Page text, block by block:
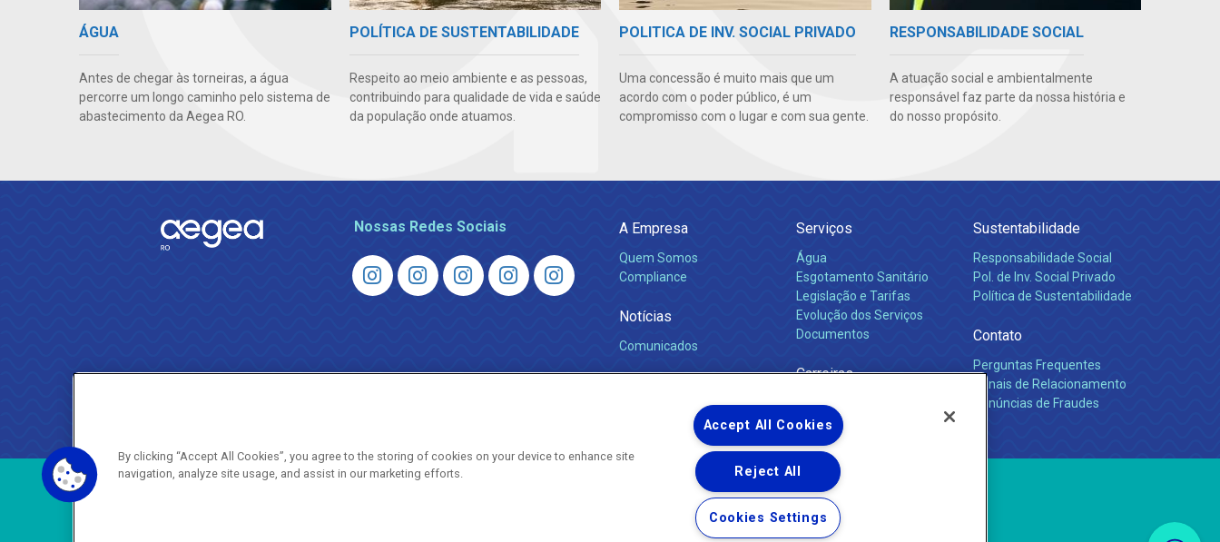
ÁGUA
Antes de chegar às torneiras, a água
percorre um longo caminho pelo sistema de
abastecimento da Aegea RO.
POLÍTICA DE SUSTENTABILIDADE
Respeito ao meio ambiente e as pessoas,
contribuindo para qualidade de vida e saúde
da população onde atuamos.
POLITICA DE INV. SOCIAL PRIVADO
Uma concessão é muito mais que um
acordo com o poder público, é um
compromisso com o lugar e com sua gente.
RESPONSABILIDADE SOCIAL
A atuação social e ambientalmente
responsável faz parte da nossa história e
do nosso propósito.
Nossas Redes Sociais A Empresa
Quem Somos
Compliance
Notícias
Comunicados
Serviços
Água
Esgotamento Sanitário
Legislação e Tarifas
Evolução dos Serviços
Documentos
Carreiras
Sustentabilidade
Responsabilidade Social
Pol. de Inv. Social Privado
Política de Sustentabilidade
Contato
Perguntas Frequentes
Canais de Relacionamento
Denúncias de Fraudes
Copyright © 2026 - Todos os Direitos Reservados.
By clicking “Accept All Cookies”, you agree to the storing of cookies on your device to enhance site
navigation, analyze site usage, and assist in our marketing efforts.
Accept All Cookies
Reject All
Cookies Settings